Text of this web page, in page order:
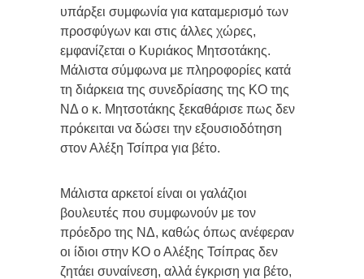
υπάρξει συμφωνία για καταμερισμό των
προσφύγων και στις άλλες χώρες,
εμφανίζεται ο Κυριάκος Μητσοτάκης.
Μάλιστα σύμφωνα με πληροφορίες κατά
τη διάρκεια της συνεδρίασης της ΚΟ της
ΝΔ ο κ. Μητσοτάκης ξεκαθάρισε πως δεν
πρόκειται να δώσει την εξουσιοδότηση
στον Αλέξη Τσίπρα για βέτο.
Μάλιστα αρκετοί είναι οι γαλάζιοι
βουλευτές που συμφωνούν με τον
πρόεδρο της ΝΔ, καθώς όπως ανέφεραν
οι ίδιοι στην ΚΟ ο Αλέξης Τσίπρας δεν
ζητάει συναίνεση, αλλά έγκριση για βέτο,